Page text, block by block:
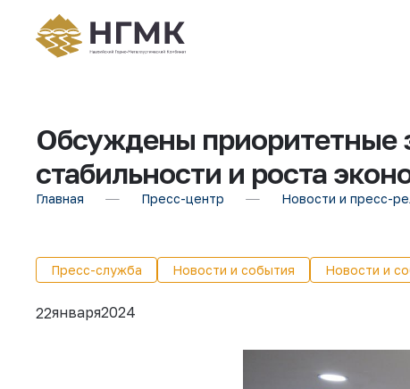
Обсуждены приоритетные
стабильности и роста
Главная Пресс-центр Новости и пресс-
Пресс-служба Новости и события Новости и
22января2024